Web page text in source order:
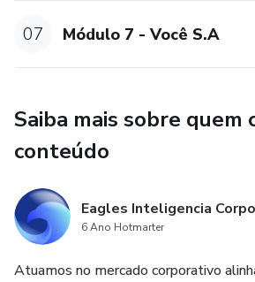
07 Módulo 7 - Você S.A
Saiba mais sobre quem
conteúdo
Eagles Inteligencia
6 Ano Hotmarter
Atuamos no mercado corporativo